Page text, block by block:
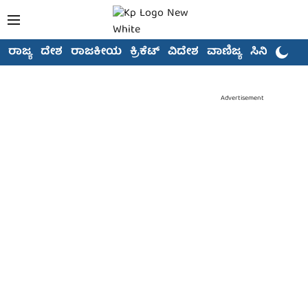
ರಾಜ್ಯ ದೇಶ ರಾಜಕೀಯ ಕ್ರಿಕೆಟ್ ವಿದೇಶ ವಾಣಿಜ್ಯ ಸಿನಿಮಾ
Advertisement